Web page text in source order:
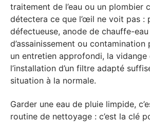
traitement de l’eau ou un plombier
détectera ce que l’œil ne voit pas :
défectueuse, anode de chauffe-
d’assainissement ou
un entretien approfondi, la vidange
l’installation d’un filtre adapté
situation à la normale.
Garder une eau de pluie limpide,
routine de nettoyage : c’est la clé